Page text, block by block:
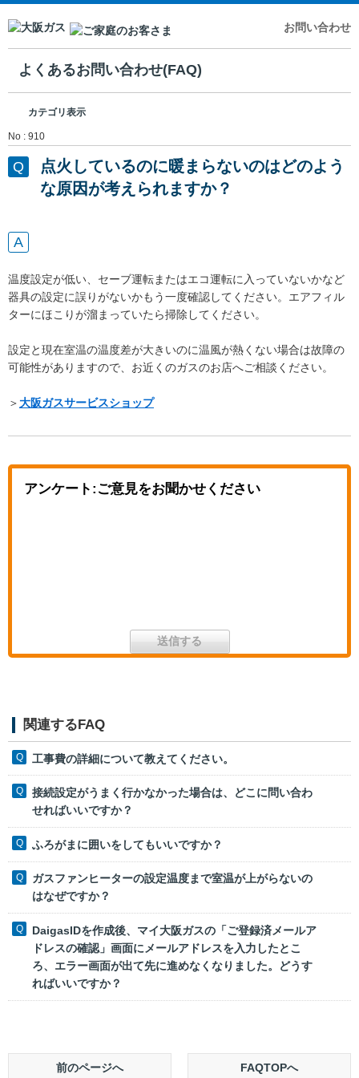
お問い合わせ
よくあるお問い合わせ(FAQ)
カテゴリ表示
No : 910
点火しているのに暖まらないのはどのよう
な原因が考えられますか？
温度設定が低い、セーブ運転またはエコ運転に入っていないかなど
器具の設定に誤りがないかもう一度確認してください。エアフィル
ターにほこりが溜まっていたら掃除してください。
設定と現在室温の温度差が大きいのに温風が熱くない場合は故障の
可能性がありますので、お近くのガスのお店へご相談ください。
＞大阪ガスサービスショップ
アンケート:ご意見をお聞かせください
関連するFAQ
工事費の詳細について教えてください。
接続設定がうまく行かなかった場合は、どこに問い合わ
せればいいですか？
ふろがまに囲いをしてもいいですか？
ガスファンヒーターの設定温度まで室温が上がらないの
はなぜですか？
DaigasIDを作成後、マイ大阪ガスの「ご登録済メールア
ドレスの確認」画面にメールアドレスを入力したとこ
ろ、エラー画面が出て先に進めなくなりました。どうす
ればいいですか？
前のページへ FAQTOPへ